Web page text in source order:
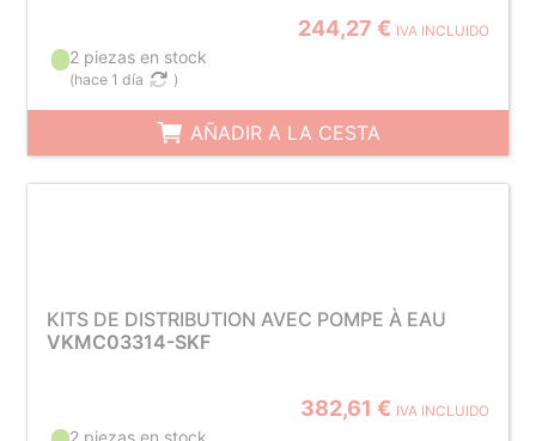
244,27 € IVA INCLUIDO
2 piezas en stock
(hace 1 día )
AÑADIR A LA CESTA
KITS DE DISTRIBUTION AVEC POMPE À EAU
VKMC03314-SKF
382,61 € IVA INCLUIDO
2 piezas en stock